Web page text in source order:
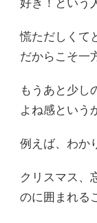
好き！という
慌ただしくて
だからこそ一
もうあと少し
よね感という
例えば、わか
クリスマス、
のに囲まれる